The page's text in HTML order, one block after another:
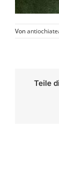
Von
Teile